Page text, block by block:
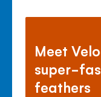
Meet
super-
feathers